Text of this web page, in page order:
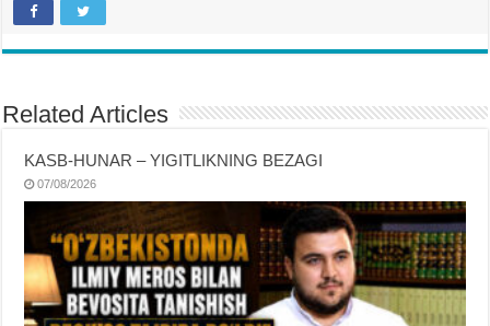
Related Articles
KASB-HUNAR – YIGITLIKNING BEZAGI
07/08/2026